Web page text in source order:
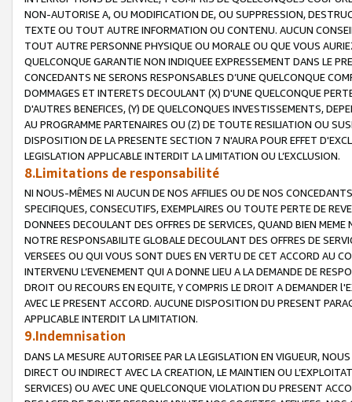
NON-AUTORISE A, OU MODIFICATION DE, OU SUPPRESSION,
TEXTE OU TOUT AUTRE INFORMATION OU CONTENU. AUCUN
TOUT AUTRE PERSONNE PHYSIQUE OU MORALE OU QUE VOUS
QUELCONQUE GARANTIE NON INDIQUEE EXPRESSEMENT DANS LE
CONCEDANTS NE SERONS RESPONSABLES D’UNE QUELCONQUE
DOMMAGES ET INTERETS DECOULANT (X) D'UNE QUELCONQUE
D'AUTRES BENEFICES, (Y) DE QUELCONQUES INVESTISSEMENTS,
AU PROGRAMME PARTENAIRES OU (Z) DE TOUTE RESILIATION OU
DISPOSITION DE LA PRESENTE SECTION 7 N'AURA POUR EFFET
LEGISLATION APPLICABLE INTERDIT LA LIMITATION OU L’EXCLUSION.
8.Limitations de responsabilité
NI NOUS-MÊMES NI AUCUN DE NOS AFFILIES OU DE NOS
SPECIFIQUES, CONSECUTIFS, EXEMPLAIRES OU TOUTE PERTE DE
DONNEES DECOULANT DES OFFRES DE SERVICES, QUAND BIEN
NOTRE RESPONSABILITE GLOBALE DECOULANT DES OFFRES DE
VERSEES OU QUI VOUS SONT DUES EN VERTU DE CET ACCORD AU
INTERVENU L’EVENEMENT QUI A DONNE LIEU A LA DEMANDE DE
DROIT OU RECOURS EN EQUITE, Y COMPRIS LE DROIT A DEMANDER
AVEC LE PRESENT ACCORD. AUCUNE DISPOSITION DU PRESENT
APPLICABLE INTERDIT LA LIMITATION.
9.Indemnisation
DANS LA MESURE AUTORISEE PAR LA LEGISLATION EN VIGUEUR,
DIRECT OU INDIRECT AVEC LA CREATION, LE MAINTIEN OU
SERVICES) OU AVEC UNE QUELCONQUE VIOLATION DU PRESENT